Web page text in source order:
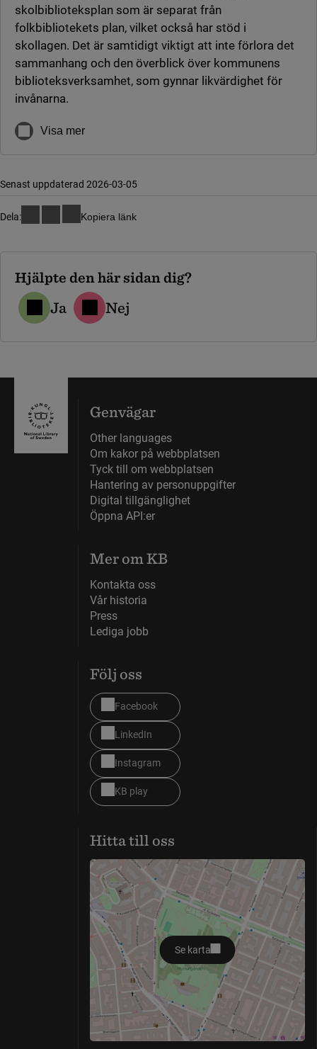
skolbiblioteksplan som är separat från
folkbibliotekets plan, vilket också har stöd i
skollagen. Det är samtidigt viktigt att inte förlora det
sammanhang och den överblick över kommunens
biblioteksverksamhet, som gynnar likvärdighet för
invånarna.
Visa mer
Senast uppdaterad 2026-03-05
Dela: Kopiera länk
Hjälpte den här sidan dig?
Ja Nej
Genvägar
Other languages
Om kakor på webbplatsen
Tyck till om webbplatsen
Hantering av personuppgifter
Digital tillgänglighet
Öppna API:er
Mer om KB
Kontakta oss
Vår historia
Press
Lediga jobb
Följ oss
Facebook
LinkedIn
Instagram
KB play
Hitta till oss
Se karta
öppnas i nytt fönster